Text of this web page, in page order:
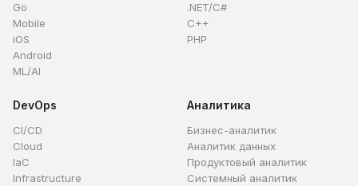
Go
Mobile
iOS
Android
ML/AI
.NET/C#
C++
PHP
DevOps
CI/CD
Cloud
IaC
Infrastructure
Аналитика
Бизнес-аналитик
Аналитик данных
Продуктовый аналитик
Системный аналитик